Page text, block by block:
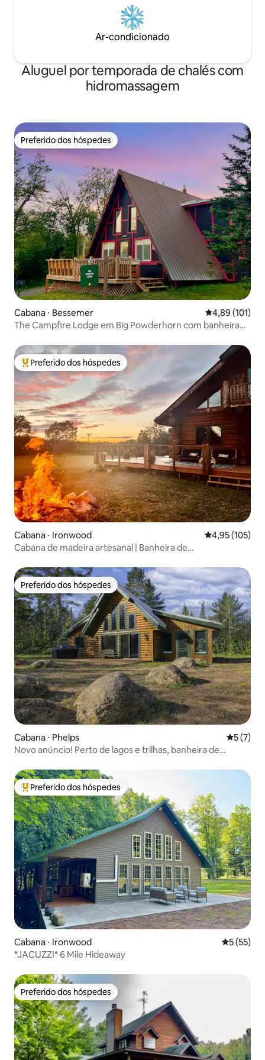
Ar-condicionado
Aluguel por temporada de chalés com
hidromassagem
Preferido dos hóspedes
Preferido dos hóspedes
Cabana ⋅ Bessemer 4,89 de uma
4,89 (101)
The Campfire Lodge em Big Powderhorn com banheira
Entre os melhores preferidos dos hóspedes
Preferido dos hóspedes
Cabana ⋅ Ironwood 4,95 de uma
4,95 (105)
Cabana de madeira artesanal | Banheira de
Preferido dos hóspedes
Preferido dos hóspedes
Cabana ⋅ Phelps 5 de
5 (7)
Novo anúncio! Perto de lagos e trilhas, banheira de
Entre os melhores preferidos dos hóspedes
Preferido dos hóspedes
Cabana ⋅ Ironwood 5 de uma
5 (55)
*JACUZZI* 6 Mile Hideaway
Preferido dos hóspedes
Preferido dos hóspedes